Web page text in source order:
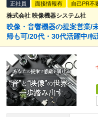
正社員 面接情報有 自己PR不
株式会社 映像機器システム社
映像・音響機器の提案営業/
帰も可/20代・30代活躍中/転